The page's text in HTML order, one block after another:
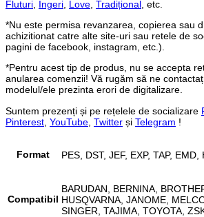
Fluturi ,Îngeri Love Tradițional , etc.
*Nu este permisa revanzarea, copierea sau
achizitionat catre alte site-uri sau retele de
pagini de facebook, instagram, etc.).
*Pentru acest tip de produs, nu se accepta
anularea comenzii! Vă rugăm să ne
modelul/ele prezinta erori de digitalizare.
Suntem prezenți și pe rețelele de socializare
Pinterest YouTube Twitter și Telegram !
Format PES, DST, JEF, EXP, TAP, EMD,
Compatibil
BARUDAN, BERNINA,
HUSQVARNA, JANOME,
SINGER, TAJIMA, TOYOTA,